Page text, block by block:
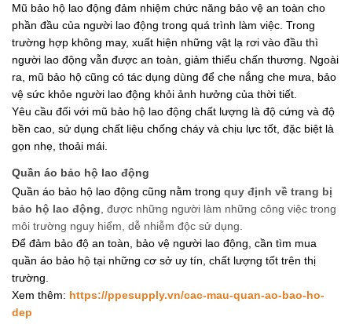
Mũ bảo hộ lao động đảm nhiệm chức năng bảo vệ an toàn cho
phần đầu của người lao động trong quá trình làm việc. Trong
trường hợp không may, xuất hiện những vật lạ rơi vào đầu thì
người lao động vẫn được an toàn, giảm thiểu chấn thương. Ngoài
ra, mũ bảo hộ cũng có tác dụng dùng để che nắng che mưa, bảo
vệ sức khỏe người lao động khỏi ảnh hưởng của thời tiết.
Yêu cầu đối với mũ bảo hộ lao động chất lượng là độ cứng và độ
bền cao, sử dụng chất liệu chống cháy và chịu lực tốt, đặc biệt là
gọn nhẹ, thoải mái.
Quần áo bảo hộ lao động
Quần áo bảo hộ lao động cũng nằm trong quy định về trang bị
bảo hộ lao động , được những người làm những công việc trong
môi trường nguy hiểm, dễ nhiễm độc sử dụng.
Để đảm bảo độ an toàn, bảo vệ người lao động, cần tìm mua
quần áo bảo hộ tại những cơ sở uy tín, chất lượng tốt trên thị
trường.
Xem thêm: https://ppesupply.vn/cac-mau-quan-ao-bao-ho-
dep